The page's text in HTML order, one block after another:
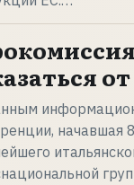
начавшая